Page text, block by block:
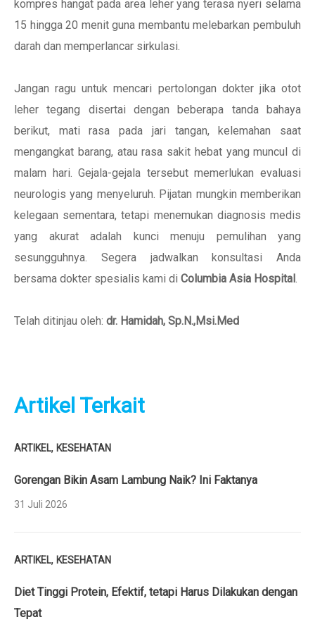
kompres hangat pada area leher yang terasa nyeri selama
15 hingga 20 menit guna membantu melebarkan pembuluh
darah dan memperlancar sirkulasi.
Jangan ragu untuk mencari pertolongan dokter jika otot
leher tegang disertai dengan beberapa tanda bahaya
berikut, mati rasa pada jari tangan, kelemahan saat
mengangkat barang, atau rasa sakit hebat yang muncul di
malam hari. Gejala-gejala tersebut memerlukan evaluasi
neurologis yang menyeluruh. Pijatan mungkin memberikan
kelegaan sementara, tetapi menemukan diagnosis medis
yang akurat adalah kunci menuju pemulihan yang
sesungguhnya. Segera jadwalkan konsultasi Anda
bersama dokter spesialis kami di Columbia Asia Hospital.
Telah ditinjau oleh: dr. Hamidah, Sp.N.,Msi.Med
Artikel Terkait
ARTIKEL, KESEHATAN
Gorengan Bikin Asam Lambung Naik? Ini Faktanya
31 Juli 2026
ARTIKEL, KESEHATAN
Diet Tinggi Protein, Efektif, tetapi Harus Dilakukan dengan
Tepat